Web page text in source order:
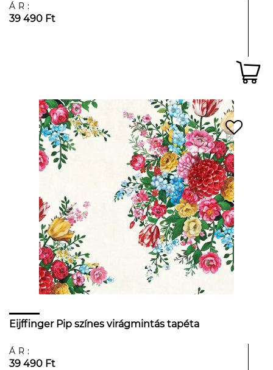
ÁR:
39 490 Ft
Eijffinger Pip színes virágmintás tapéta
ÁR:
39 490 Ft